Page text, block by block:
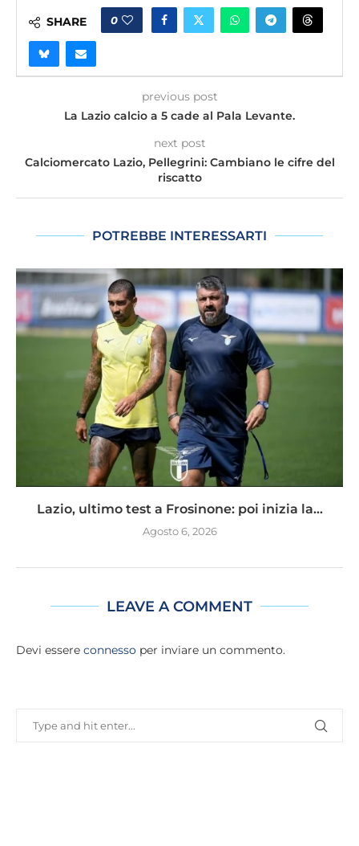
SHARE 0
previous post
La Lazio calcio a 5 cade al Pala Levante.
next post
Calciomercato Lazio, Pellegrini: Cambiano le cifre del
riscatto
POTREBBE INTERESSARTI
Lazio, ultimo test a Frosinone: poi inizia la...
Agosto 6, 2026
LEAVE A COMMENT
Devi essere connesso per inviare un commento.